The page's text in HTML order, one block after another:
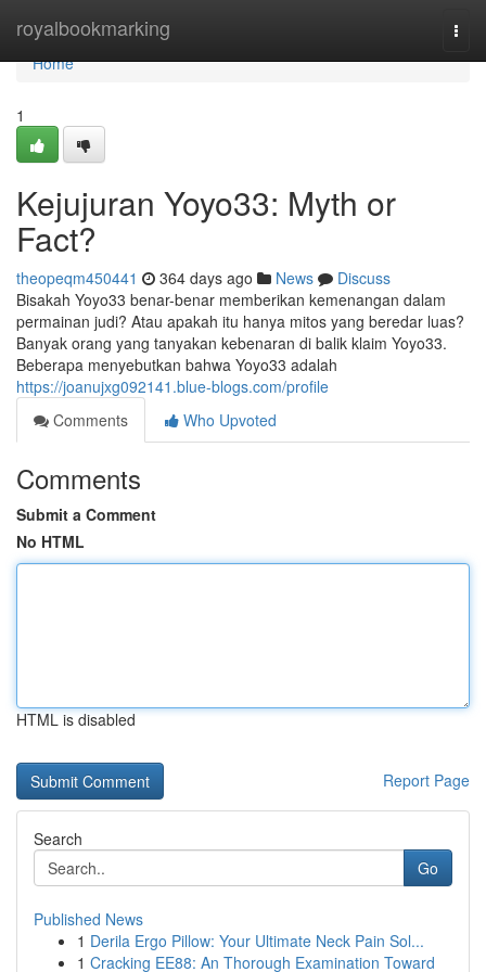
royalbookmarking
Home
Home
1
Kejujuran Yoyo33: Myth or
Fact?
theopeqm450441 364 days ago News
Discuss
Bisakah Yoyo33 benar-benar memberikan kemenangan dalam
permainan judi? Atau apakah itu hanya mitos yang beredar luas?
Banyak orang yang tanyakan kebenaran di balik klaim Yoyo33.
Beberapa menyebutkan bahwa Yoyo33 adalah
https://joanujxg092141.blue-blogs.com/profile
Comments
Who Upvoted
Comments
Submit a Comment
No HTML
HTML is disabled
Report Page
Search
Go
Published News
1 Derila Ergo Pillow: Your Ultimate Neck Pain Sol...
1 Cracking EE88: An Thorough Examination Toward